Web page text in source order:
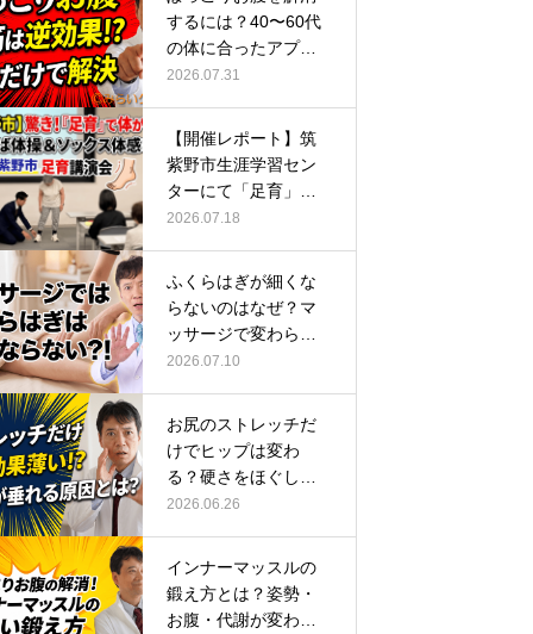
するには？40〜60代
の体に合ったアプロ
ーチ
2026.07.31
【開催レポート】筑
紫野市生涯学習セン
ターにて「足育」講
演会に登壇し…
2026.07.18
ふくらはぎが細くな
らないのはなぜ？マ
ッサージで変わらな
い根本原因
2026.07.10
お尻のストレッチだ
けでヒップは変わ
る？硬さをほぐして
整える正しい方…
2026.06.26
インナーマッスルの
鍛え方とは？姿勢・
お腹・代謝が変わる